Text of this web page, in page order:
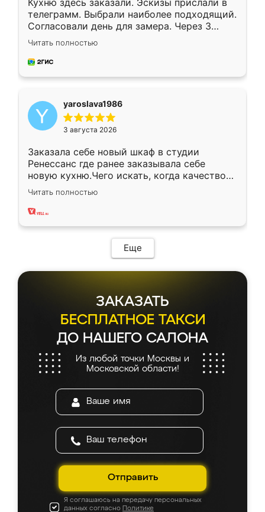
Кухню здесь заказали. Эскизы прислали в
телеграмм. Выбрали наиболее подходящий.
Согласовали день для замера. Через 3
недели кухня была уже готова. Остались
довольны работой. Спасибо Ренессанс
мебель за качественную работу!
Читать полностью
yaroslava1986
3 августа 2026
Заказала себе новый шкаф в студии
Ренессанс где ранее заказывала себе
новую кухню.Чего искать, когда качеством
вполне довольна. Служит кухня уже почти
два года, нареканий нет.
Читать полностью
Еще
ЗАКАЗАТЬ
БЕСПЛАТНОЕ ТАКСИ
ДО НАШЕГО САЛОНА
Из любой точки Москвы и
Московской области!
Отправить
Я соглашаюсь на передачу персональных
данных согласно Политике